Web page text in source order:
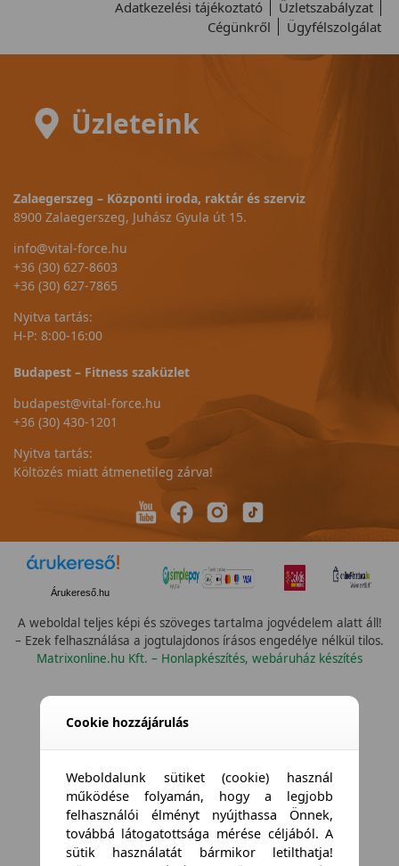
Adatkezelési tájékoztató
Üzletszabályzat
Cégünkről
Ügyfélszolgálat
Üzleteink
Zalaegerszeg – Központi iroda, raktár és szerviz
8900 Zalaegerszeg, Juhász Gyula út 15.
info@vital-force.hu
+36 (30) 627-8603
+36 (30) 627-7865
Nyitva tartás:
H-P: 8:00-16:00
Budapest – Fitness szaküzlet
budapest@vital-force.hu
+36 (30) 430-1201
Nyitva tartás:
Költözés miatt átmenetileg zárva!
Árukereső.hu
A weboldal teljes képi és szöveges tartalma jogvédelem alatt áll!
– Ezek felhasználása a jogtulajdonos írásos engedélye nélkül tilos.
Matrixonline.hu Kft. – Honlapkészítés, webáruház készítés
Cookie hozzájárulás
Weboldalunk sütiket (cookie) használ
működése folyamán, hogy a legjobb
felhasználói élményt nyújthassa Önnek,
továbbá látogatottsága mérése céljából. A
sütik használatát bármikor letilthatja!